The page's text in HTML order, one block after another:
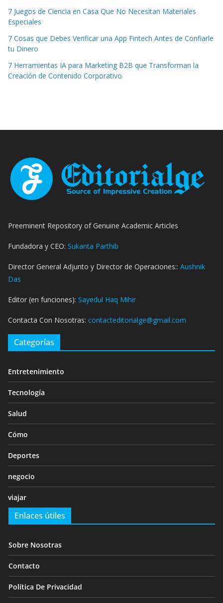
7 Juegos de Ciencia en Casa Que No Necesitan Materiales
Especiales
7 Cosas que Debes Verificar una App Fintech Antes de Confiarle
tu Dinero
7 Herramientas IA para Marketing B2B que Transforman la
Creación de Contenido Corporativo
Preeminent Repository of Genuine Academic Articles
Fundadora y CEO: Sukanta Parthib
Director General Adjunto y Director de Operaciones:: Aushnik
Das
Editor (en funciones): Sayedul Haq Mihir
Contacta Con Nosotras: contacteditorialge@gmail.com
Categorías
Entretenimiento
Tecnología
Salud
Cómo
Deportes
negocio
viajar
Enlaces útiles
Sobre Nosotras
Contacto
Política De Privacidad